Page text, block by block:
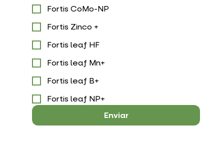
Fortis CoMo-NP
Fortis Zinco +
Fortis leaf HF
Fortis leaf Mn+
Fortis leaf B+
Fortis leaf NP+
Enviar